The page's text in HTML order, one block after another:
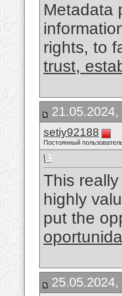
Metadata
rights, to
trust,
21.05.2024,
setiy92188
Постоянный
This
highly
put the
25.05.2024,